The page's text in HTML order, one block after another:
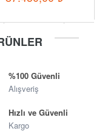
%100 Güvenli
Alışveriş
Hızlı ve Güvenli
Kargo